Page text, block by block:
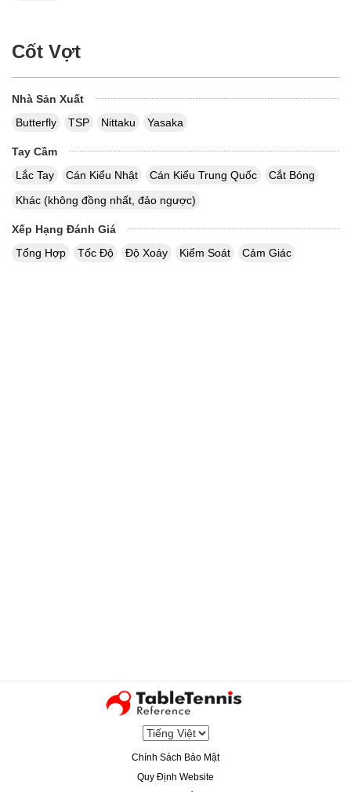
Cốt Vợt
Nhà Sản Xuất
Butterfly
TSP Nittaku Yasaka
Tay Cầm
Lắc Tay
Cán Kiểu Nhật Cán Kiểu Trung Quốc
Cắt Bóng
Khác (không đồng nhất, đảo ngược)
Xếp Hạng Đánh Giá
Tổng Hợp
Tốc Độ Độ Xoáy Kiểm Soát Cảm Giác
Chính Sách Bảo Mật
Quy Định Website